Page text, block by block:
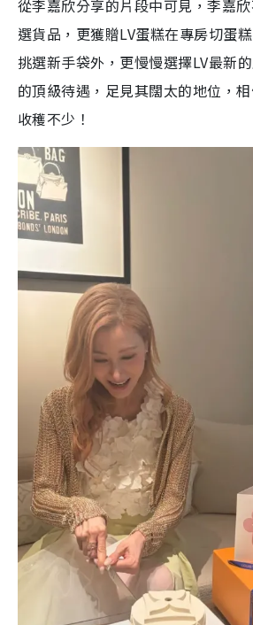
從李嘉欣分享的片段中可見，李嘉
選貨品，更獲贈LV蛋糕在專房切蛋
挑選新手袋外，更慢慢選擇LV最新
的頂級待遇，足見其闊太的地位，
收穫不少！